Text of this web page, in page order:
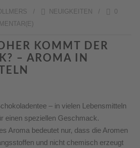
/ NEUIGKEITEN /
0
KOMMT DER
– AROMA IN
– in vielen Lebensmitteln
einen speziellen Geschmack.
Aroma bedeutet nur, dass die Aromen
und nicht chemisch erzeugt